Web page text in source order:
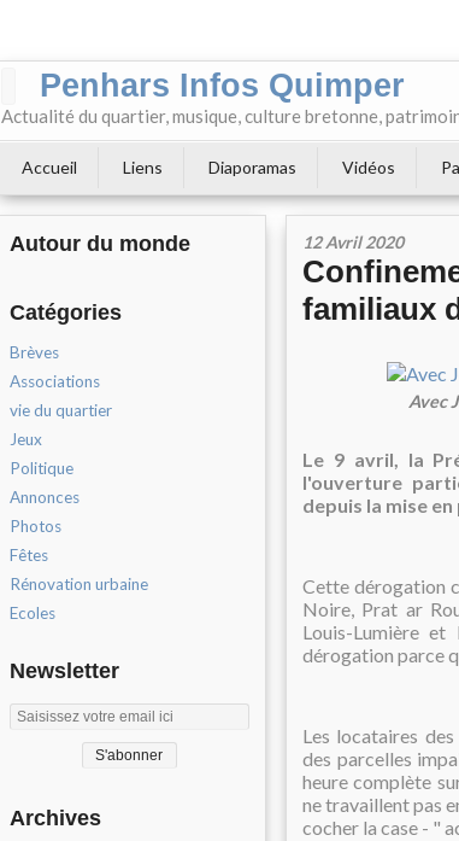
Penhars Infos Quimper
Actualité du quartier, musique, culture bretonne,
Accueil Liens Diaporamas Vidéos
Autour du monde
Catégories
Brèves
Associations
vie du quartier
Jeux
Politique
Annonces
Photos
Fêtes
Rénovation urbaine
Ecoles
Newsletter
Archives
12 Avril 2020
familiaux
Avec
Le 9 avril, la
l'ouverture
depuis la mise
Cette dérogation
Noire, Prat ar
Louis-Lumière
dérogation parce
Les locataires
des parcelles
heure complète
ne travaillent pas
cocher la case - "